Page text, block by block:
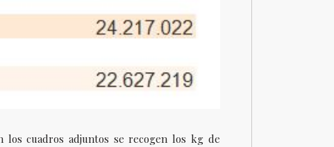
los cuadros adjuntos se recogen los kg de